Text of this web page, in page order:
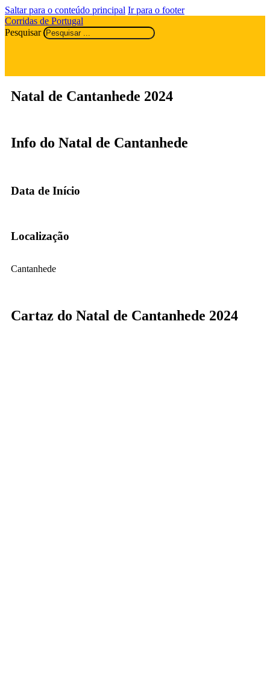
Saltar para o conteúdo principal Ir para o footer
Corridas de Portugal
Pesquisar
Natal de Cantanhede 2024
Info do Natal de Cantanhede
Data de Início
Localização
Cantanhede
Cartaz do Natal de Cantanhede 2024